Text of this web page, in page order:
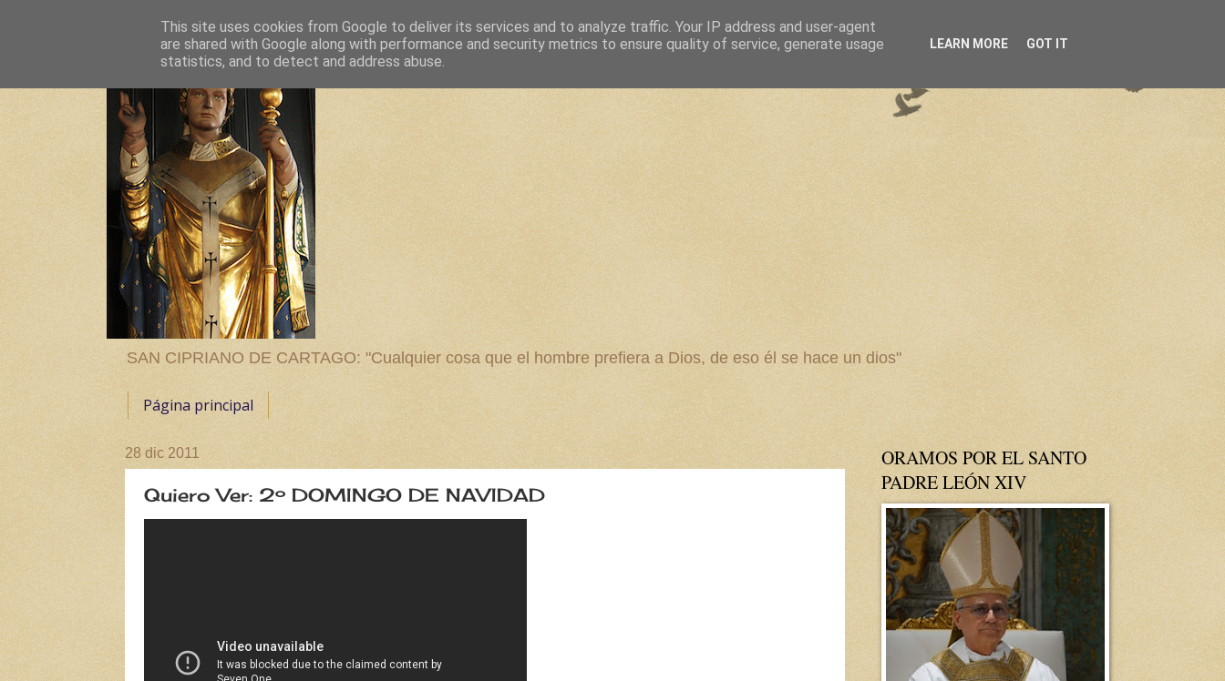
SAN CIPRIANO DE CARTAGO: "Cualquier cosa que el hombre prefiera a Dios, de eso él se hace un dios"
Página principal
28 dic 2011
Quiero Ver: 2º DOMINGO DE NAVIDAD
ORAMOS POR EL SANTO
PADRE LEÓN XIV
This site uses cookies from Google to deliver its services and to analyze traffic. Your IP address and user-agent
are shared with Google along with performance and security metrics to ensure quality of service, generate usage
statistics, and to detect and address abuse.
LEARN MORE GOT IT